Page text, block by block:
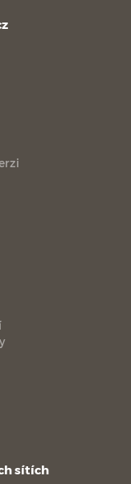
sítích